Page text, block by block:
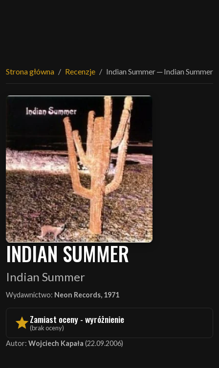
Strona główna Recenzje Indian Summer ─ Indian Summer
INDIAN SUMMER
Indian Summer
Wydawnictwo: Neon Records, 1971
Zamiast oceny - wyróżnienie
(brak oceny)
Autor: Wojciech Kapała (22.09.2006)